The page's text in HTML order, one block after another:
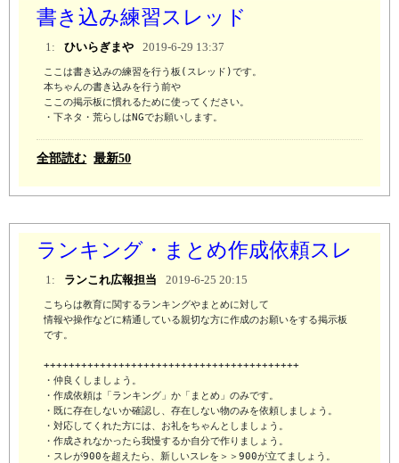
書き込み練習スレッド
1: ひいらぎまや 2019-6-29 13:37
ここは書き込みの練習を行う板(スレッド)です。
本ちゃんの書き込みを行う前や
ここの掲示板に慣れるために使ってください。
・下ネタ・荒らしはNGでお願いします。
全部読む 最新50
ランキング・まとめ作成依頼スレ
1: ランこれ広報担当 2019-6-25 20:15
こちらは教育に関するランキングやまとめに対して
情報や操作などに精通している親切な方に作成のお願いをする掲示板
です。
+++++++++++++++++++++++++++++++++++++++++
・仲良くしましょう。
・作成依頼は「ランキング」か「まとめ」のみです。
・既に存在しないか確認し、存在しない物のみを依頼しましょう。
・対応してくれた方には、お礼をちゃんとしましょう。
・作成されなかったら我慢するか自分で作りましょう。
・スレが900を超えたら、新しいスレを＞＞900が立てましょう。